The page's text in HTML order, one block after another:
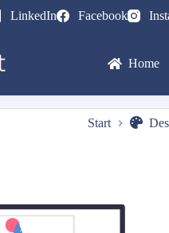
LinkedIn Facebook
Home
Start